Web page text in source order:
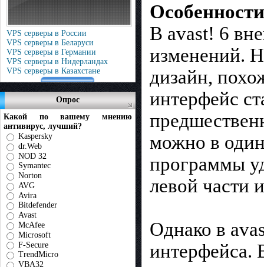
VPS серверы в России
VPS серверы в Беларуси
VPS серверы в Германии
VPS серверы в Нидерландах
VPS серверы в Казахстане
Опрос
Какой по вашему мнению
антивирус, лучший?
Kaspersky
dr.Web
NOD 32
Symantec
Norton
AVG
Avira
Bitdefender
Avast
McAfee
Microsoft
F-Secure
TrendMicro
VBA32
В avast! 6
изменений.
дизайн,
интерфейс
можно в
программы
левой части
Однако в
интерфейса.